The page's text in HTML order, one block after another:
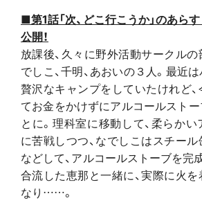
■第1話「次、どこ行こうか」のあら
公開！
放課後、久々に野外活動サークル
でしこ、千明、あおいの３人。最近
贅沢なキャンプをしていたけれど
てお金をかけずにアルコールスト
とに。理科室に移動して、柔らか
に苦戦しつつ、なでしこはスチー
などして、アルコールストーブを完
合流した恵那と一緒に、実際に火
なり……。